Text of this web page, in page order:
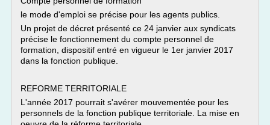
le mode d'emploi se précise pour les agents publics.
Un projet de décret présenté ce 24 janvier aux syndicats
précise le fonctionnement du compte personnel de
formation, dispositif entré en vigueur le 1er janvier 2017
dans la fonction publique.
REFORME TERRITORIALE
L'année 2017 pourrait s'avérer mouvementée pour les
personnels de la fonction publique territoriale. La mise en